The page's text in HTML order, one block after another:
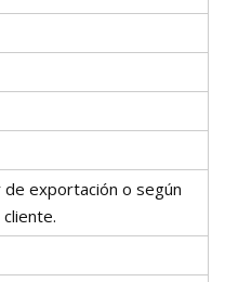
de exportación o según